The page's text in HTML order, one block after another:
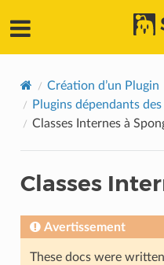
Création d’un Plugin
Plugins dépendants
Classes Internes à
Classes
Avertissement
These docs were